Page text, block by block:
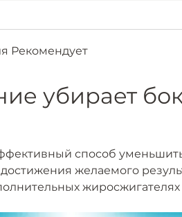
Рекомендует
убирает
способ
желаемого
жиросжигателях